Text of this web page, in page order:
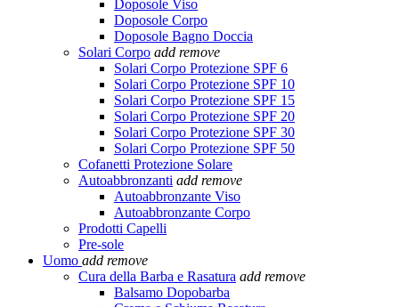
Doposole Viso
Doposole Corpo
Doposole Bagno Doccia
Solari Corpo add remove
Solari Corpo Protezione SPF 6
Solari Corpo Protezione SPF 10
Solari Corpo Protezione SPF 15
Solari Corpo Protezione SPF 20
Solari Corpo Protezione SPF 30
Solari Corpo Protezione SPF 50
Cofanetti Protezione Solare
Autoabbronzanti add remove
Autoabbronzante Viso
Autoabbronzante Corpo
Prodotti Capelli
Pre-sole
Uomo add remove
Cura della Barba e Rasatura add remove
Balsamo Dopobarba